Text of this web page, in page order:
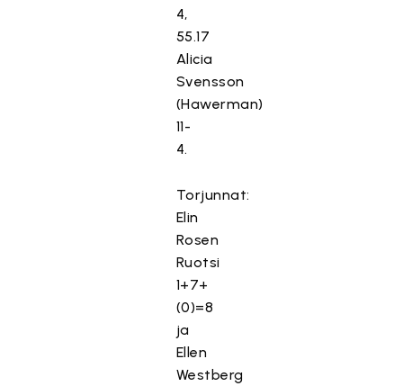
4,
55.17
Alicia
Svensson
(Hawerman)
11-
4.
Torjunnat:
Elin
Rosen
Ruotsi
1+7+
(0)=8
ja
Ellen
Westberg